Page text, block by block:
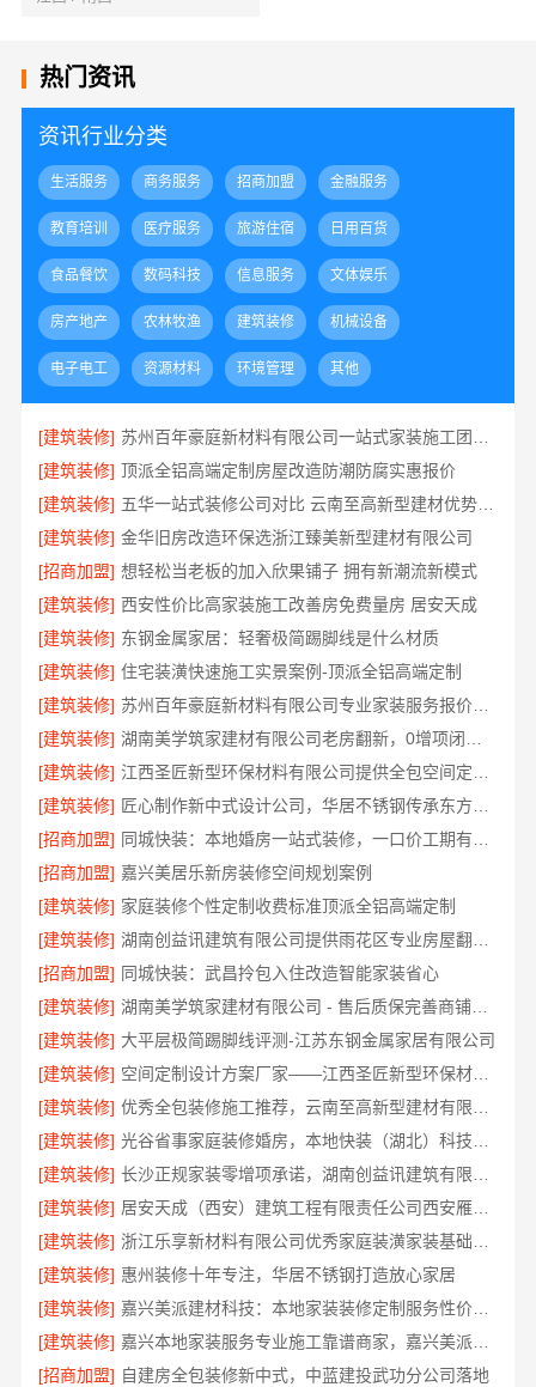
热门资讯
资讯行业分类
生活服务 商务服务 招商加盟 金融服务
教育培训 医疗服务 旅游住宿 日用百货
食品餐饮 数码科技 信息服务 文体娱乐
房产地产 农林牧渔 建筑装修 机械设备
电子电工 资源材料 环境管理 其他
[建筑装修]
[建筑装修] 顶派全铝高端定制房屋改造防潮防腐实惠报价
[建筑装修]
五华一站式装修公司对比 云南至高新型建材优势显著
[建筑装修] 金华旧房改造环保选浙江臻美新型建材有限公司
[招商加盟] 想轻松当老板的加入欣果铺子 拥有新潮流新模式
[建筑装修] 西安性价比高家装施工改善房免费量房 居安天成
[建筑装修] 东钢金属家居：轻奢极简踢脚线是什么材质
[建筑装修] 住宅装潢快速施工实景案例-顶派全铝高端定制
[建筑装修]
苏州百年豪庭新材料有限公司专业家装服务报价老房翻新
[建筑装修]
[建筑装修]
[建筑装修]
[招商加盟]
[招商加盟] 嘉兴美居乐新房装修空间规划案例
[建筑装修] 家庭装修个性定制收费标准顶派全铝高端定制
[建筑装修]
[招商加盟] 同城快装：武昌拎包入住改造智能家装省心
[建筑装修]
湖南美学筑家建材有限公司 - 售后质保完善商铺装修值得信赖
[建筑装修] 大平层极简踢脚线评测-江苏东钢金属家居有限公司
[建筑装修]
空间定制设计方案厂家——江西圣匠新型环保材料有限公司
[建筑装修]
[建筑装修]
[建筑装修]
[建筑装修]
居安天成（西安）建筑工程有限责任公司西安雁塔区一站式家装设计刚需房售后完善
[建筑装修]
[建筑装修] 惠州装修十年专注，华居不锈钢打造放心家居
[建筑装修]
嘉兴美派建材科技：本地家装装修定制服务性价比高
[建筑装修]
[招商加盟] 自建房全包装修新中式，中蓝建投武功分公司落地